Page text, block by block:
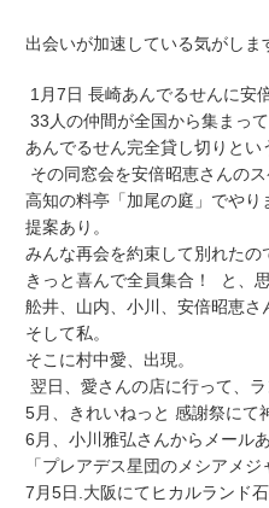
出会いが加速している気がしま
1月7日 長崎あんでるせんに安
33人の仲間が全国から集まっ
あんでるせん完全貸し切りとい
その同窓会を安倍昭恵さんのス
高知の料亭「加尾の庭」でや
提案あり。
みんな再会を約束して別れたの
きっと喜んで全員集合！ と、
舩井、山内、小川、安倍昭恵さ
そして私。
そこに村中愛、出現。
翌日、愛さんの店に行って、ラ
5月、きれいねっと 感謝祭にて
6月、小川雅弘さんからメールあ
「プレアデス星団のメシアメジ
7月5日.大阪にてヒカルランド石